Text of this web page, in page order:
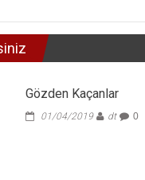
Gözden Kaçanlar
01/04/2019 dt 0